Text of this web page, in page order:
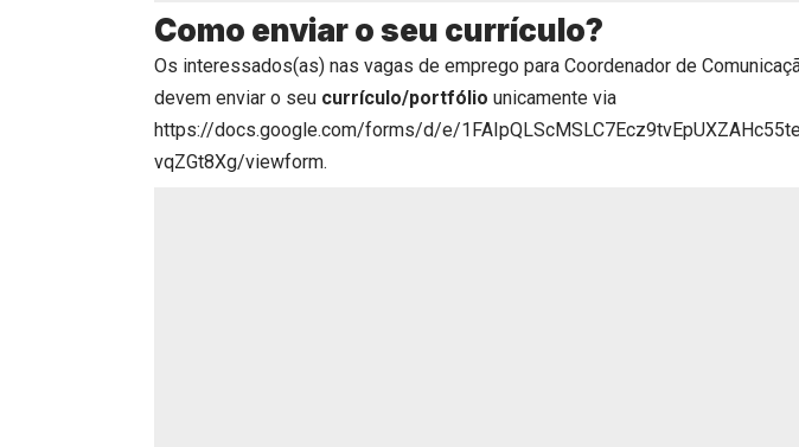
Como enviar o seu currículo?
Os interessados(as) nas vagas de emprego para Coordenador de
devem enviar o seu currículo/portfólio unicamente via
https://docs.google.com/forms/d/e/
vqZGt8Xg/viewform.